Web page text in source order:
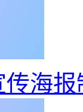
海